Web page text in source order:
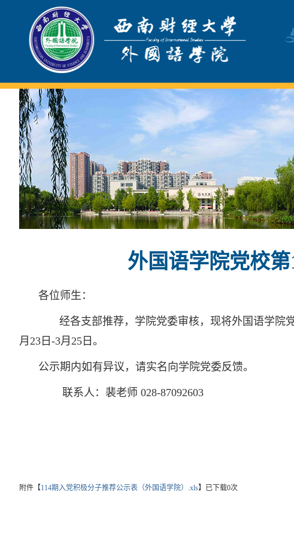
外国语学院党校
各位师生：
经各支部推荐，学院党委审核，现将外国语学院党
月23日-3月25日。
公示期内如有异议，请实名向学院党委反馈。
联系人：裴老师 028-87092603
外国语
2026年3
附件【114期入党积极分子推荐公示表（外国语学院）.xls】已下载0次